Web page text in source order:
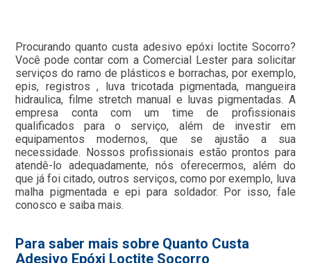
Procurando quanto custa adesivo epóxi loctite Socorro?
Você pode contar com a Comercial Lester para solicitar
serviços do ramo de plásticos e borrachas, por exemplo,
epis, registros , luva tricotada pigmentada, mangueira
hidraulica, filme stretch manual e luvas pigmentadas. A
empresa conta com um time de profissionais
qualificados para o serviço, além de investir em
equipamentos modernos, que se ajustão a sua
necessidade. Nossos profissionais estão prontos para
atendê-lo adequadamente, nós oferecermos, além do
que já foi citado, outros serviços, como por exemplo, luva
malha pigmentada e epi para soldador. Por isso, fale
conosco e saiba mais.
Para saber mais sobre Quanto Custa
Adesivo Epóxi Loctite Socorro